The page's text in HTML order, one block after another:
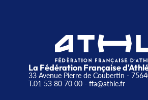
La Fédération Française
33 Avenue Pierre de Coubertin -
T.01 53 80 70 00- ffa@athle.fr